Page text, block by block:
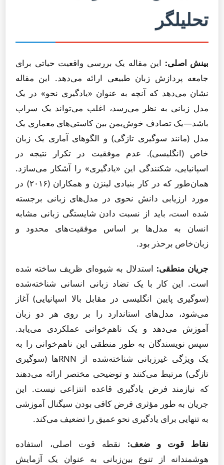
تحلیلگر
بینش اصلی: این مقاله یک بررسی واقعیت حیاتی برای
جامعه پردازش زبان طبیعی ارائه می‌دهد. این مقاله
نشان می‌دهد که آنچه به عنوان «یادگیری نحو» در یک
مدل زبانی به نظر می‌رسد، اغلب می‌تواند یک سراب
باشد—یک تصادف خوش‌یمن بین کاستی‌های معماری یک
مدل (مانند سوگیری تازگی) و الگوهای آماری یک زبان
خاص (انگلیسی). عدم موفقیت در تکرار نتیجه در
اسپانیایی، شکنندگی این «یادگیری» را آشکار می‌سازد.
همان‌طور که در کار بنیادی لینزن و همکاران (۲۰۱۶) در
مورد ارزیابی دانش نحوی در مدل‌های زبانی برجسته
شده است، باید از نسبت دادن شایستگی زبانی مشابه
انسان به مدل‌ها بر اساس موفقیت‌های محدود و
زبان‌خاص برحذر بود.
جریان منطقی: استدلال به شیوه‌ای ظریف ساخته شده
است. این کار با یک تضاد زبانی انسانی شناخته‌شده
(سوگیری پایین انگلیسی در مقابل بالا اسپانیایی) آغاز
می‌شود، مدل‌های استاندارد را بر روی هر دو زبان
آموزش می‌دهد و یک ناهم‌خوانی عملکردی می‌یابد.
سپس نویسندگان به طور منطقی این ناهم‌خوانی را به
یک ویژگی غیرزبانی شناخته‌شده از RNNها (سوگیری
تازگی) مرتبط می‌کنند و توضیحی مختصر ارائه می‌دهند
که نیازمند فرض یادگیری قاعده انتزاعی نیست. این
جریان به طور مؤثری فرض کافی بودن سیگنال آموزشی
به تنهایی برای یادگیری نحو عمیق را تضعیف می‌کند.
نقاط قوت و ضعف: نقطه قوت اصلی، استفاده
هوشمندانه از تنوع بین‌زبانی به عنوان یک آزمایش